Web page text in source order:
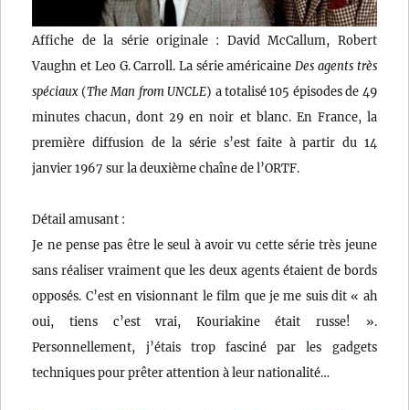
Affiche de la série originale : David McCallum, Robert
Vaughn et Leo G. Carroll. La série américaine Des agents très
spéciaux(The Man from UNCLE) a totalisé 105 épisodes de 49
minutes chacun, dont 29 en noir et blanc. En France, la
première diffusion de la série s’est faite à partir du 14
janvier 1967 sur la deuxième chaîne de l’ORTF.
Détail amusant :
Je ne pense pas être le seul à avoir vu cette série très jeune
sans réaliser vraiment que les deux agents étaient de bords
opposés. C’est en visionnant le film que je me suis dit « ah
oui, tiens c’est vrai, Kouriakine était russe! ».
Personnellement, j’étais trop fasciné par les gadgets
techniques pour prêter attention à leur nationalité…